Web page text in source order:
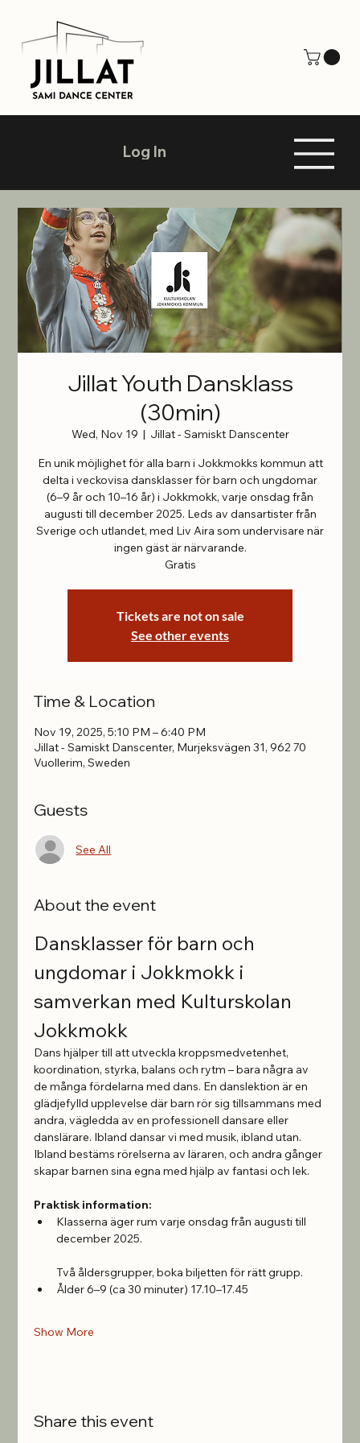
Jillat Youth Dansklass
(30min)
Wed, Nov 19
  |
Jillat - Samiskt Danscenter
En unik möjlighet för alla barn i Jokkmokks kommun att
delta i veckovisa dansklasser för barn och ungdomar
(6–9 år och 10–16 år) i Jokkmokk, varje onsdag från
augusti till december 2025. Leds av dansartister från
Sverige och utlandet, med Liv Aira som undervisare när
ingen gäst är närvarande.
Gratis
Tickets are not on sale
See other events
Time & Location
Nov 19, 2025, 5:10 PM – 6:40 PM
Jillat - Samiskt Danscenter, Murjeksvägen 31, 962 70
Vuollerim, Sweden
Guests
See All
About the event
Dansklasser för barn och
ungdomar i Jokkmokk i
samverkan med Kulturskolan
Jokkmokk
Dans hjälper till att utveckla kroppsmedvetenhet,
koordination, styrka, balans och rytm – bara några av
de många fördelarna med dans. En danslektion är en
glädjefylld upplevelse där barn rör sig tillsammans med
andra, vägledda av en professionell dansare eller
danslärare. Ibland dansar vi med musik, ibland utan.
Ibland bestäms rörelserna av läraren, och andra gånger
skapar barnen sina egna med hjälp av fantasi och lek.
Praktisk information:
Klasserna äger rum varje onsdag från augusti till
december 2025.
Två åldersgrupper, boka biljetten för rätt grupp.
Ålder 6–9 (ca 30 minuter) 17.10–17.45
Show More
Share this event
Log In